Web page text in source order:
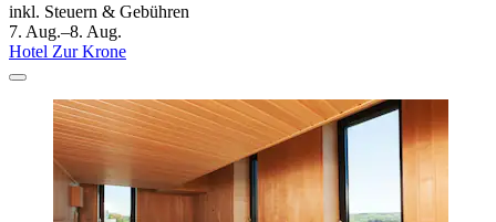
inkl. Steuern & Gebühren
7. Aug.–8. Aug.
Hotel Zur Krone